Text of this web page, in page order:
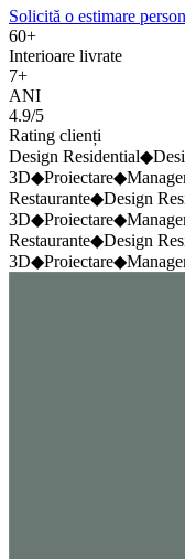
Solicită o estimare
60+
Interioare livrate
7+
ANI
4.9/5
Rating clienți
Design Residential◆
3D◆Proiectare◆
Restaurante◆Design
3D◆Proiectare◆
Restaurante◆Design
3D◆Proiectare◆